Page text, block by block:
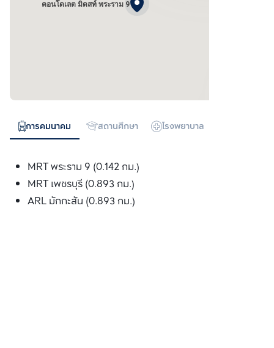
คอนโดเลต มิดสท์ พระราม 9
การคมนาคม สถานศึกษา โรงพยาบาล
MRT พระราม 9 (0.142 กม.)
MRT เพชรบุรี (0.893 กม.)
ARL มักกะสัน (0.893 กม.)